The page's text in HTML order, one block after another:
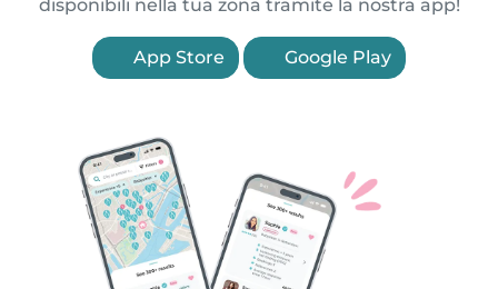
disponibili nella tua zona tramite la nostra app!
App Store Google Play